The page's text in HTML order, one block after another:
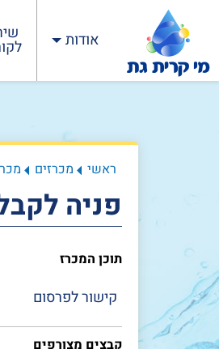
אודות
ראשי מכרזים
פניה
תוכן המכרז
קישור לפרסום